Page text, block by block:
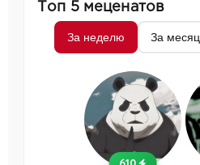
Топ 5 меценатов
За неделю За месяц